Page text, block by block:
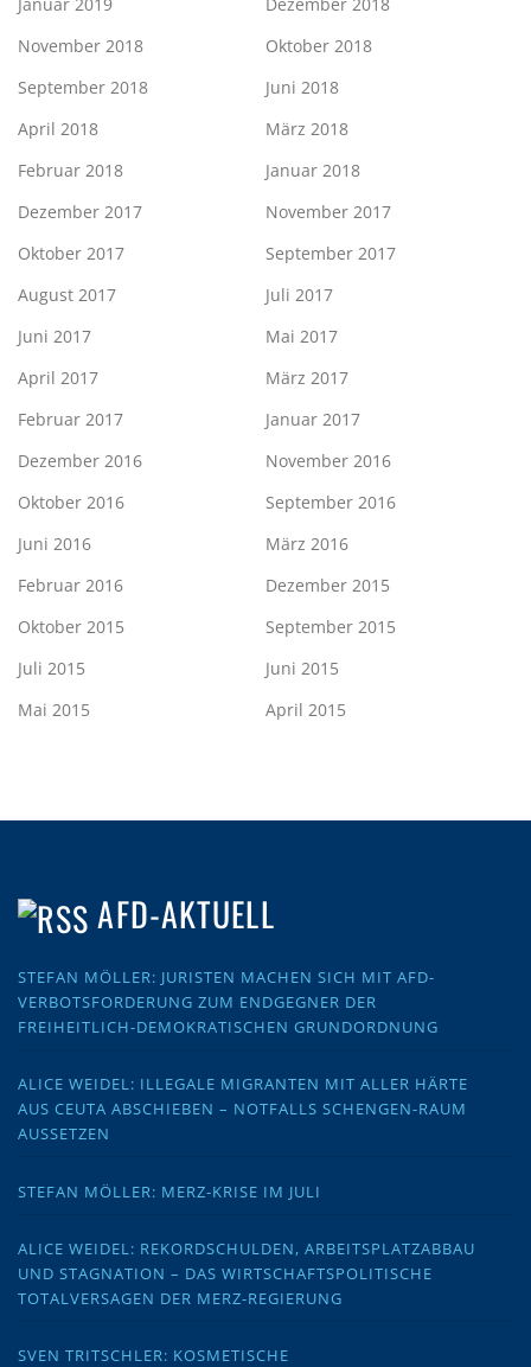
Januar 2019
Dezember 2018
November 2018
Oktober 2018
September 2018
Juni 2018
April 2018
März 2018
Februar 2018
Januar 2018
Dezember 2017
November 2017
Oktober 2017
September 2017
August 2017
Juli 2017
Juni 2017
Mai 2017
April 2017
März 2017
Februar 2017
Januar 2017
Dezember 2016
November 2016
Oktober 2016
September 2016
Juni 2016
März 2016
Februar 2016
Dezember 2015
Oktober 2015
September 2015
Juli 2015
Juni 2015
Mai 2015
April 2015
AFD-AKTUELL
STEFAN MÖLLER: JURISTEN MACHEN SICH MIT AFD-
VERBOTSFORDERUNG ZUM ENDGEGNER DER
FREIHEITLICH-DEMOKRATISCHEN GRUNDORDNUNG
ALICE WEIDEL: ILLEGALE MIGRANTEN MIT ALLER HÄRTE
AUS CEUTA ABSCHIEBEN – NOTFALLS SCHENGEN-RAUM
AUSSETZEN
STEFAN MÖLLER: MERZ-KRISE IM JULI
ALICE WEIDEL: REKORDSCHULDEN, ARBEITSPLATZABBAU
UND STAGNATION – DAS WIRTSCHAFTSPOLITISCHE
TOTALVERSAGEN DER MERZ-REGIERUNG
SVEN TRITSCHLER: KOSMETISCHE